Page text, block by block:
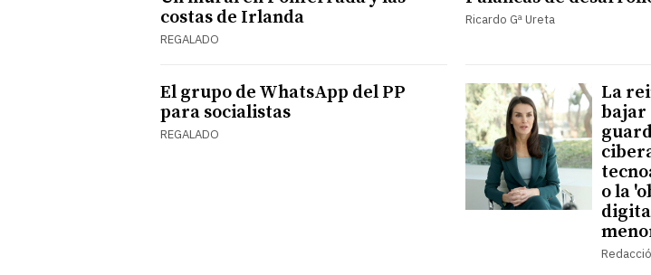
costas de Irlanda
REGALADO
Ricardo Gª Ureta
El grupo de WhatsApp del PP
para socialistas
REGALADO
La
bajar
o la